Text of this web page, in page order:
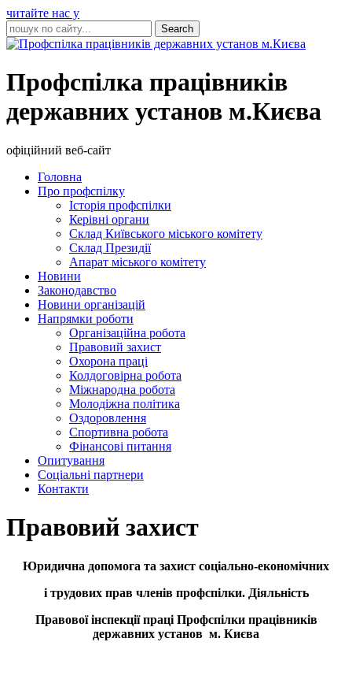
читайте нас у
Профспілка працівників
державних установ м.Києва
офіційний веб-сайт
Головна
Про профспілку
Історія профспілки
Керівні органи
Склад Київського міського комітету
Склад Президії
Апарат міського комітету
Новини
Законодавство
Новини організацій
Напрямки роботи
Організаційна робота
Правовий захист
Охорона праці
Колдоговірна робота
Міжнародна робота
Молодіжна політика
Оздоровлення
Спортивна робота
Фінансові питання
Опитування
Соціальні партнери
Контакти
Правовий захист
Юридична допомога та захист соціально-економічних
і трудових прав членів профспілки. Діяльність
Правової інспекції праці Профспілки працівників
державних установ м. Києва